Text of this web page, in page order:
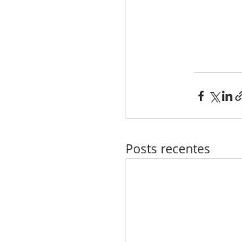
Posts recentes